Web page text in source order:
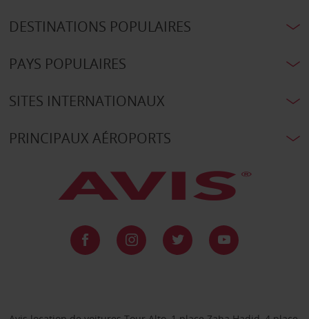
DESTINATIONS POPULAIRES
PAYS POPULAIRES
SITES INTERNATIONAUX
PRINCIPAUX AÉROPORTS